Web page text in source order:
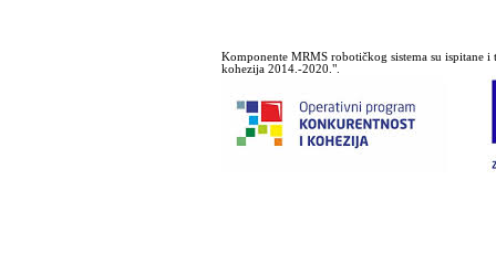
Komponente MRMS robotičkog sistema su
kohezija 2014.-2020.".